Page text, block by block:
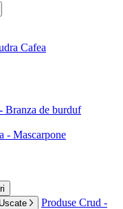
Cafea
Branza de burduf
- Mascarpone
Produse Crud -